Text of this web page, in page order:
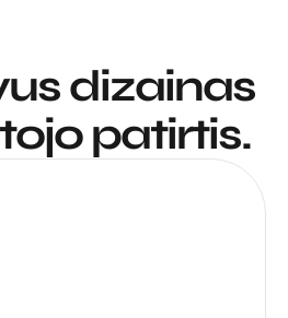
dizainas
patirtis.